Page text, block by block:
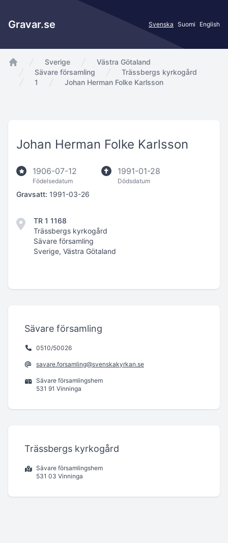
Gravar.se Svenska Suomi English
app.Start
Sverige
Västra Götaland
Sävare församling
Trässbergs kyrkogård
1
Johan Herman Folke Karlsson
Johan Herman Folke Karlsson
1906-07-12
Födelsedatum
1991-01-28
Dödsdatum
Gravsatt: 1991-03-26
TR 1 1168
Trässbergs kyrkogård
Sävare församling
Sverige, Västra Götaland
Sävare församling
0510/50026
savare.forsamling@svenskakyrkan.se
Sävare församlingshem
531 91 Vinninga
Trässbergs kyrkogård
Sävare församlingshem
531 03 Vinninga